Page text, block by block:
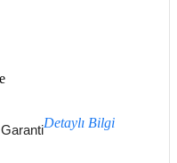
Detaylı Bilgi